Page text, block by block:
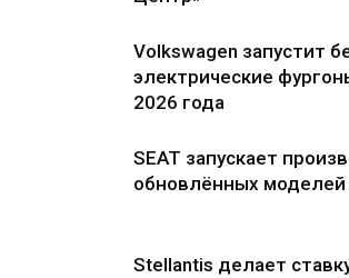
Volkswagen запустит
электрические
2026 года
SEAT запускает
обновлённых моделей
Stellantis делает